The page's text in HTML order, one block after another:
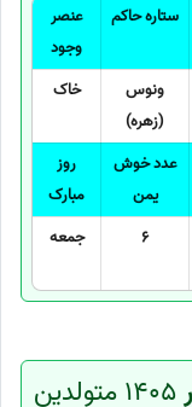
ستاره حاکم
عنصر
وجود
ونوس
(زهره)
خاک
عدد خوش
یمن
روز
مبارک
6 جمعه
1405 متولدین